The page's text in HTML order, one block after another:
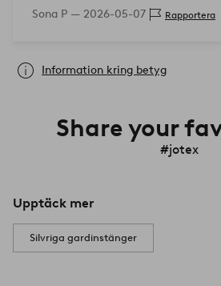
Rekommenderas
Sona P — 2026-05-07 Rapportera
Information kring betyg
Share your
#jotex
Upptäck mer
Silvriga gardinstänger